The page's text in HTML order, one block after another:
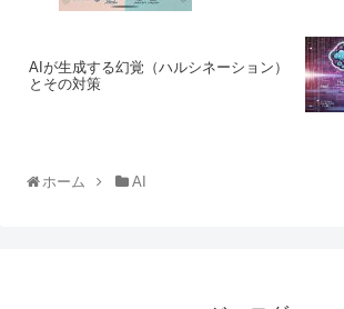
AIが生成する幻覚（ハルシネーション）
とその対策
ホーム AI